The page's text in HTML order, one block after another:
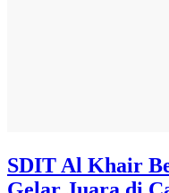
SDIT Al Khair